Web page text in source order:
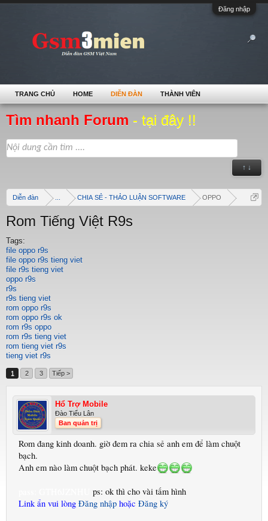
Đăng nhập
Tìm nhanh Forum - tại đây !!
↑ ↓
Diễn đàn CHIA SẺ - THẢO LUẬN SOFTWARE OPPO
Rom Tiếng Việt R9s
Tags:
file oppo r9s
file oppo r9s tieng viet
file r9s tieng viet
oppo r9s
r9s
r9s tieng viet
rom oppo r9s
rom oppo r9s ok
rom r9s oppo
rom r9s tieng viet
rom tieng viet r9s
tieng viet r9s
1 2 3 Tiếp >
Hổ Trợ Mobile
Đào Tiểu Lân
Ban quản trị
Rom đang kinh doanh. giờ đem ra chia sẻ anh em để làm chuột
bạch.
Anh em nào làm chuột bạch phát. keke
ps: ok thì cho vài tấm hình
Link ẩn vui lòng Đăng nhập hoặc Đăng ký
TRANG CHỦ HOME DIỄN ĐÀN THÀNH VIÊN